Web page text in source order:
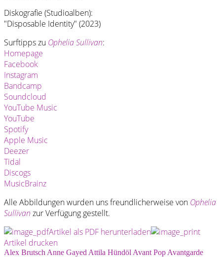
Diskografie (Studioalben):
"Disposable Identity" (2023)
Surftipps zu Ophelia Sullivan:
Homepage
Facebook
Instagram
Bandcamp
Soundcloud
YouTube Music
YouTube
Spotify
Apple Music
Deezer
Tidal
Discogs
MusicBrainz
Alle Abbildungen wurden uns freundlicherweise von Ophelia
Sullivan zur Verfügung gestellt.
Artikel als PDF herunterladen
Artikel drucken
Alex Brutsch Anne Gayed Attila Hündöl Avant Pop Avantgarde